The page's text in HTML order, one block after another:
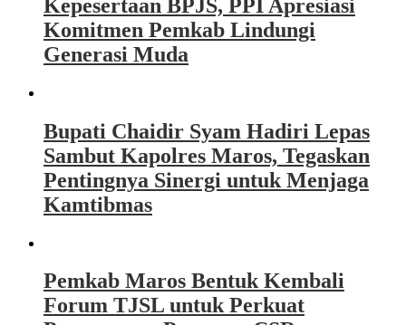
Kepesertaan BPJS, PPI Apresiasi
Komitmen Pemkab Lindungi
Generasi Muda
Bupati Chaidir Syam Hadiri Lepas
Sambut Kapolres Maros, Tegaskan
Pentingnya Sinergi untuk Menjaga
Kamtibmas
Pemkab Maros Bentuk Kembali
Forum TJSL untuk Perkuat